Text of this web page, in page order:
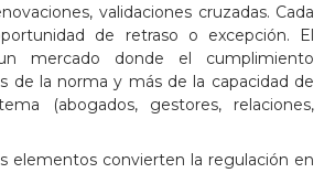
validaciones cruzadas. Cada
de retraso o excepción. El
mercado donde el cumplimiento
de la norma y más de la capacidad de
(abogados, gestores, relaciones,
elementos convierten la regulación en